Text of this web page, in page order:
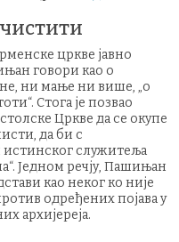
цркве јавно
говори као о
ни мање ни више, „о
Стога је позвао
Цркве да се окупе
да би с
служитеља
Једном речју, Пашињан
као неког ко није
одређених појава у
архијереја.